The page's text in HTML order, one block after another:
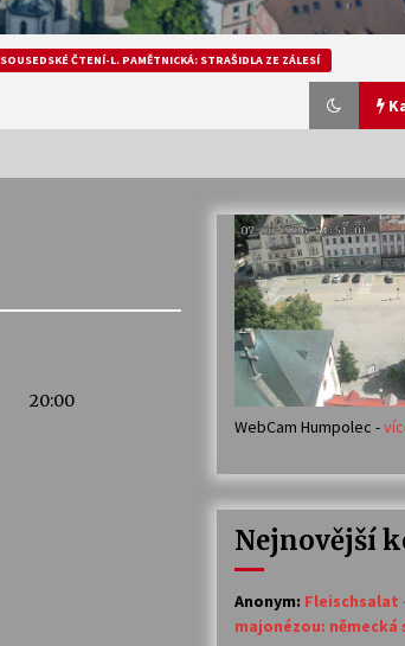
SOUSEDSKÉ ČTENÍ-L. PAMĚTNICKÁ: STRAŠIDLA ZE ZÁLESÍ
Veselí
30. 7.
23. 7.
14. 7.
30. 6. 2026
20:00
WebCam Humpolec -
Nejnovější
Anonym: Fleischsalat
majonézou: